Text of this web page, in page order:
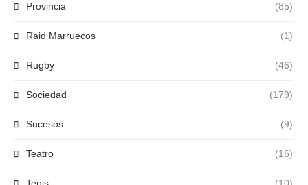
Provincia (85)
Raid Marruecos (1)
Rugby (46)
Sociedad (179)
Sucesos (9)
Teatro (16)